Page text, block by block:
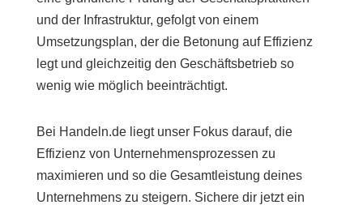
und der Infrastruktur, gefolgt von einem
Umsetzungsplan, der die Betonung auf Effizienz
legt und gleichzeitig den Geschäftsbetrieb so
wenig wie möglich beeinträchtigt.
Bei Handeln.de liegt unser Fokus darauf, die
Effizienz von Unternehmensprozessen zu
maximieren und so die Gesamtleistung deines
Unternehmens zu steigern. Sichere dir jetzt ein